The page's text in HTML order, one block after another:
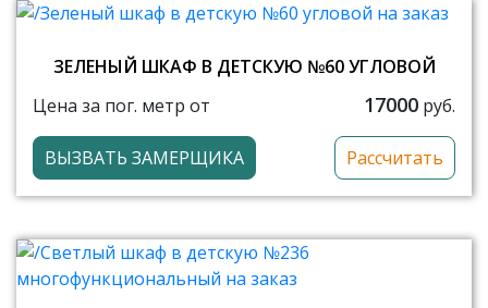
ЗЕЛЕНЫЙ ШКАФ В ДЕТСКУЮ №60 УГЛОВОЙ
Цена за пог. метр от
17000 руб.
ВЫЗВАТЬ ЗАМЕРЩИКА Рассчитать